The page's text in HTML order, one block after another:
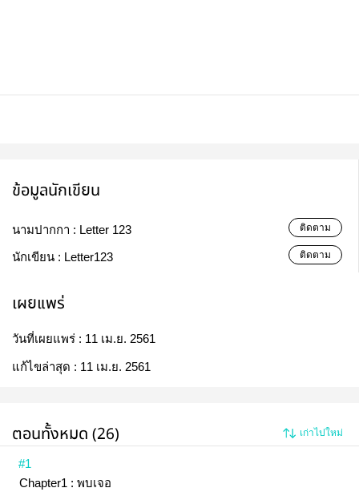
ข้อมูลนักเขียน
นามปากกา : Letter 123 ติดตาม
นักเขียน : Letter123 ติดตาม
เผยแพร่
วันที่เผยแพร่ : 11 เม.ย. 2561
แก้ไขล่าสุด : 11 เม.ย. 2561
ตอนทั้งหมด (26) เก่าไปใหม่
#1
Chapter1 : พบเจอ